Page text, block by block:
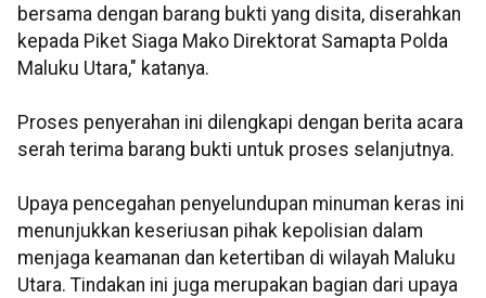
bersama dengan barang bukti yang disita, diserahkan
kepada Piket Siaga Mako Direktorat Samapta Polda
Maluku Utara," katanya.
Proses penyerahan ini dilengkapi dengan berita acara
serah terima barang bukti untuk proses selanjutnya.
Upaya pencegahan penyelundupan minuman keras ini
menunjukkan keseriusan pihak kepolisian dalam
menjaga keamanan dan ketertiban di wilayah Maluku
Utara. Tindakan ini juga merupakan bagian dari upaya